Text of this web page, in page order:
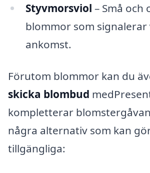
Styvmorsviol – Små och
blommor som signalerar
ankomst.
Förutom blommor kan du
skicka blombud
kompletterar
några alternativ som kan
tillgängliga: